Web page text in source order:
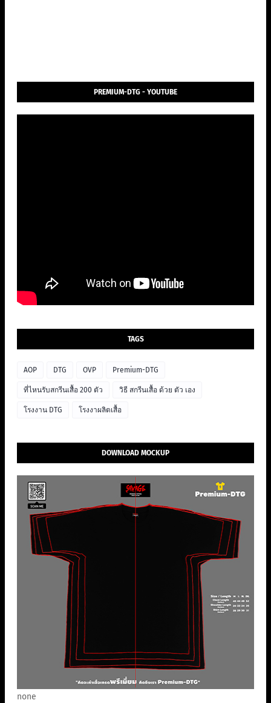
PREMIUM-DTG - YOUTUBE
TAGS
AOP DTG OVP Premium-DTG
ที่ไหนรับสกรีนเสื้อ 200 ตัว วิธี สกรีนเสื้อ ด้วย ตัว เอง
โรงงาน DTG โรงงาผลิตเสื้อ
DOWNLOAD MOCKUP
none